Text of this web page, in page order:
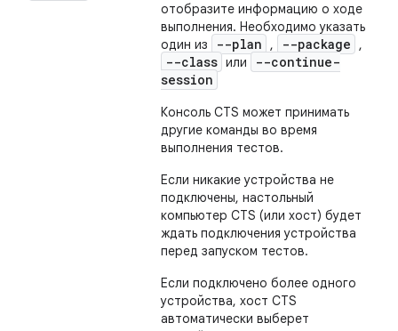
отобразите информацию о ходе
выполнения. Необходимо указать
один из
--plan , --package ,
--class или
--continue-
session
Консоль CTS может принимать
другие команды во время
выполнения тестов.
Если никакие устройства не
подключены, настольный
компьютер CTS (или хост) будет
ждать подключения устройства
перед запуском тестов.
Если подключено более одного
устройства, хост CTS
автоматически выберет